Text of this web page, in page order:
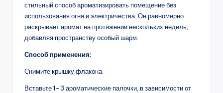
стильный способ ароматизировать помещение без
использования огня и электричества. Он равномерно
раскрывает аромат на протяжении нескольких недель,
добавляя пространству особый шарм.
Способ применения:
Снимите крышку флакона.
Вставьте 1–3 ароматические палочки, в зависимости от